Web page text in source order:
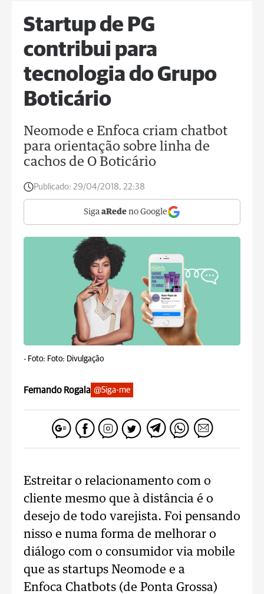
Startup de PG
contribui para
tecnologia do Grupo
Boticário
Neomode e Enfoca criam chatbot
para orientação sobre linha de
cachos de O Boticário
Publicado: 29/04/2018, 22:38
Siga aRede no Google
- Foto: Foto: Divulgação
Fernando Rogala @Siga-me
Estreitar o relacionamento com o
cliente mesmo que à distância é o
desejo de todo varejista. Foi pensando
nisso e numa forma de melhorar o
diálogo com o consumidor via mobile
que as startups Neomode e a
Enfoca Chatbots (de Ponta Grossa)